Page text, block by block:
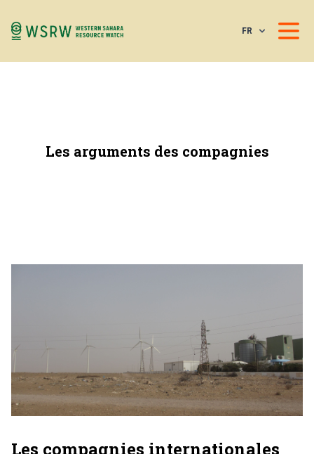
FR
Les arguments des compagnies
Les compagnies internationales